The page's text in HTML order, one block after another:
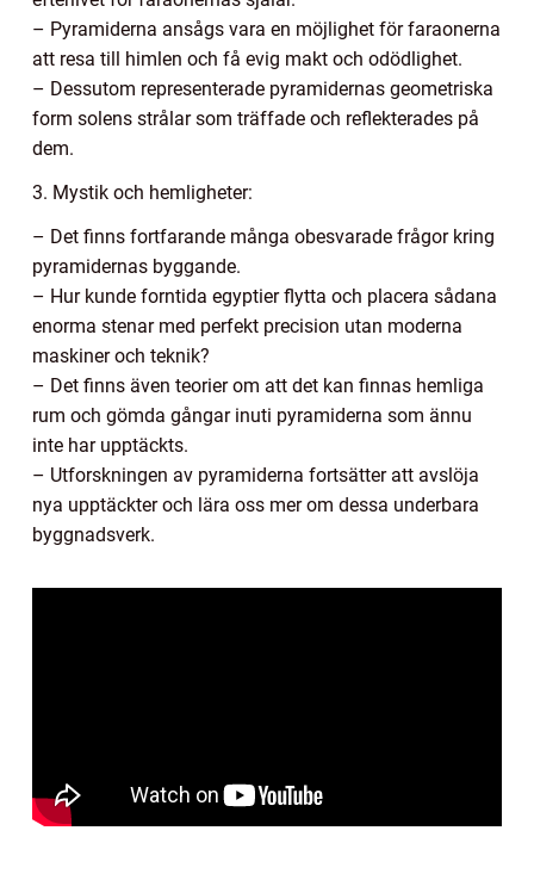
– Pyramiderna ansågs vara en möjlighet för faraonerna
att resa till himlen och få evig makt och odödlighet.
– Dessutom representerade pyramidernas geometriska
form solens strålar som träffade och reflekterades på
dem.
3. Mystik och hemligheter:
– Det finns fortfarande många obesvarade frågor kring
pyramidernas byggande.
– Hur kunde forntida egyptier flytta och placera sådana
enorma stenar med perfekt precision utan moderna
maskiner och teknik?
– Det finns även teorier om att det kan finnas hemliga
rum och gömda gångar inuti pyramiderna som ännu
inte har upptäckts.
– Utforskningen av pyramiderna fortsätter att avslöja
nya upptäckter och lära oss mer om dessa underbara
byggnadsverk.